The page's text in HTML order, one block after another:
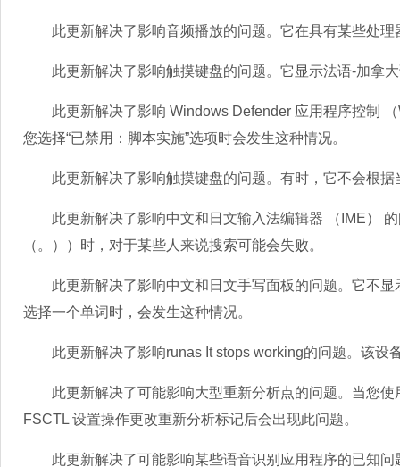
此更新解决了影响音频播放的问题。它在具有某些处理
此更新解决了影响触摸键盘的问题。它显示法语-加拿大
此更新解决了影响 Windows Defender 应用程序控制 （
您选择“已禁用：脚本实施”选项时会发生这种情况。
此更新解决了影响触摸键盘的问题。有时，它不会根据
此更新解决了影响中文和日文输入法编辑器 （IME） 的
（。））时，对于某些人来说搜索可能会失败。
此更新解决了影响中文和日文手写面板的问题。它不显
选择一个单词时，会发生这种情况。
此更新解决了影响runas It stops working的问题。该设
此更新解决了可能影响大型重新分析点的问题。当您使
FSCTL 设置操作更改重新分析标记后会出现此问题。
此更新解决了可能影响某些语音识别应用程序的已知问